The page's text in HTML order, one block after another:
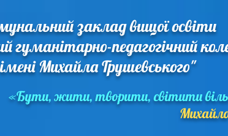
заклад вищої освіти
гуманітарно-педагогічний
імені Михайла Грушевського"
«Бути, жити, творити, світити